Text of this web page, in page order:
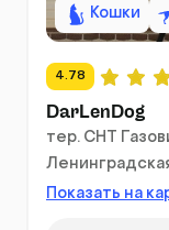
Кошки
4.78
DarLenDog
тер. СНТ
Показать на